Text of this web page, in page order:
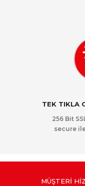
TEK TIKLA
256 Bit
secure
MÜŞTERİ